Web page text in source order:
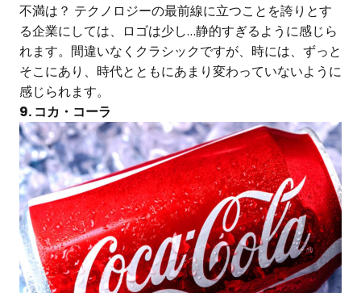
不満は？ テクノロジーの最前線に立つことを誇りとす
る企業にしては、ロゴは少し…静的すぎるように感じら
れます。間違いなくクラシックですが、時には、ずっと
そこにあり、時代とともにあまり変わっていないように
感じられます。
9. コカ・コーラ